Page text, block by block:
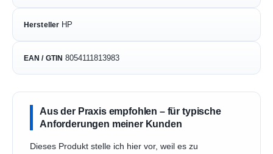
Hersteller HP
EAN / GTIN 8054111813983
Aus der Praxis empfohlen – für typische
Anforderungen meiner Kunden
Dieses Produkt stelle ich hier vor, weil es zu